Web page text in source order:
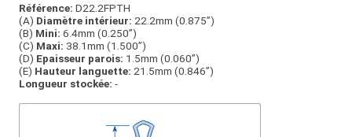
Référence: D22.2FPTH
(A) Diamètre intérieur: 22.2mm (0.875”)
(B) Mini: 6.4mm (0.250”)
(C) Maxi: 38.1mm (1.500”)
(D) Epaisseur parois: 1.5mm (0.060”)
(E) Hauteur languette: 21.5mm (0.846”)
Longueur stockée: -